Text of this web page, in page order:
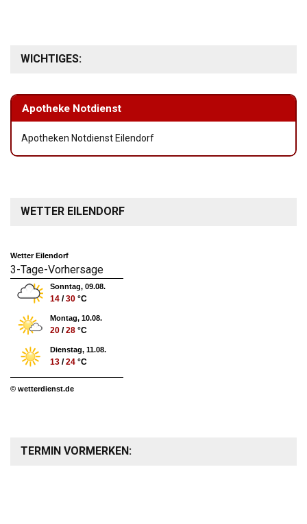
WICHTIGES:
Apotheke Notdienst
Apotheken Notdienst Eilendorf
WETTER EILENDORF
Wetter Eilendorf
3-Tage-Vorhersage
Sonntag, 09.08.
14 /30 °C
Montag, 10.08.
20 /28 °C
Dienstag, 11.08.
13 /24 °C
© wetterdienst.de
TERMIN VORMERKEN: